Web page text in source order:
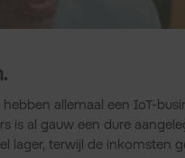
allemaal een IoT-
is al gauw een dure
lager, terwijl de inkomsten